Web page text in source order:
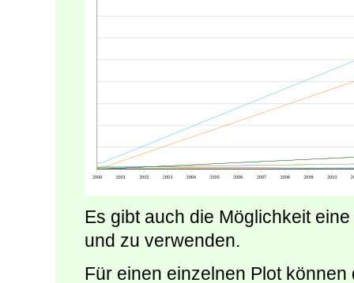
Es gibt auch die Möglichkeit
und zu verwenden.
Für einen einzelnen Plot